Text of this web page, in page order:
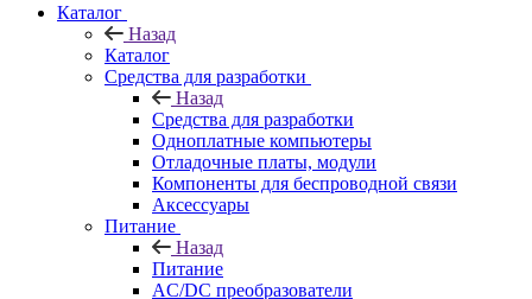
Каталог
Назад
Каталог
Средства для разработки
Назад
Средства для разработки
Одноплатные компьютеры
Отладочные платы, модули
Компоненты для беспроводной связи
Аксессуары
Питание
Назад
Питание
AC/DC преобразователи